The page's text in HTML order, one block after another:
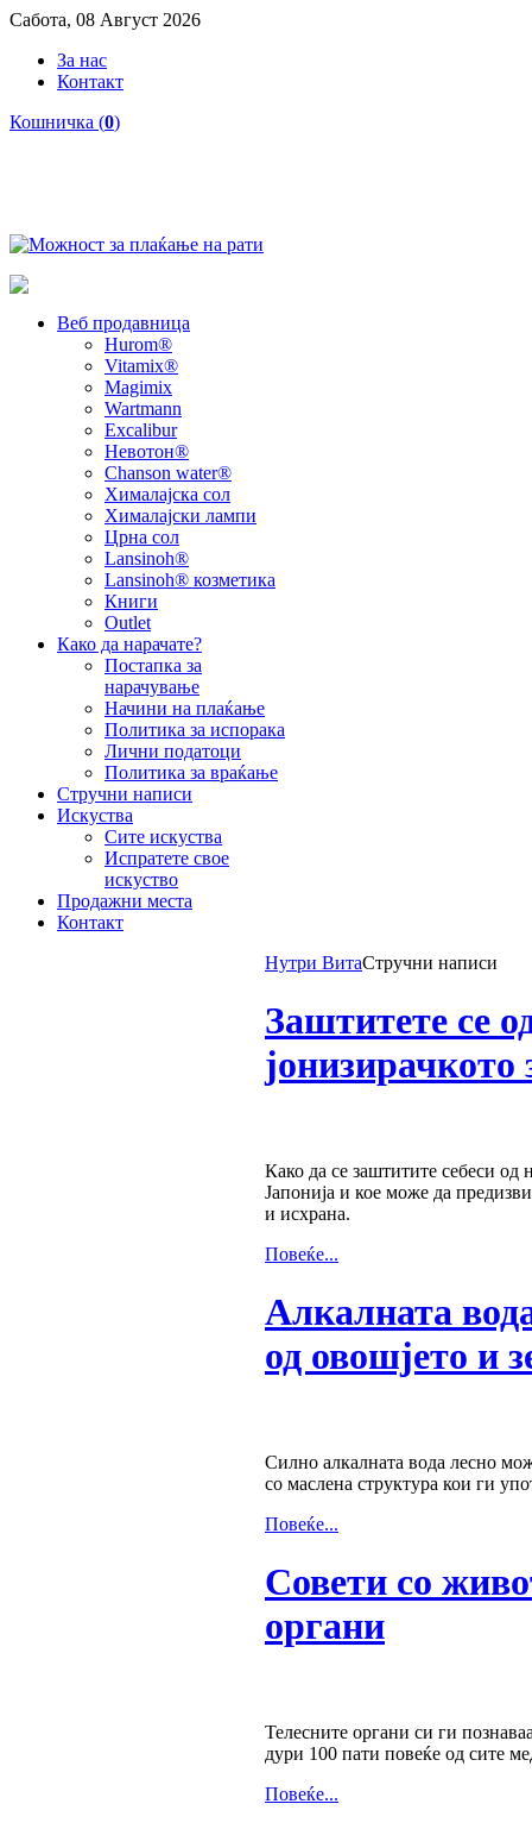
Сабота, 08 Август 2026
За нас
Контакт
Кошничка (0)
Веб продавница
Hurom®
Vitamix®
Magimix
Wartmann
Excalibur
Невотон®
Chanson water®
Хималајска сол
Хималајски лампи
Црна сол
Lansinoh®
Lansinoh® козметика
Книги
Outlet
Како да нарачате?
Постапка за
нарачување
Начини на плаќање
Политика за испорака
Лични податоци
Политика за враќање
Стручни написи
Искуства
Сите искуства
Испратете свое
искуство
Продажни места
Контакт
Нутри ВитаСтручни написи
Заштитете се
јонизирачкото
Како да се заштитите себеси од
Јапонија и кое може да
и исхрана.
Повеќе...
Алкалната
од овошјето и
Силно алкалната вода лесно
со маслена структура кои ги
Повеќе...
Совети со
органи
Телесните органи си ги
дури 100 пати повеќе од сите
Повеќе...